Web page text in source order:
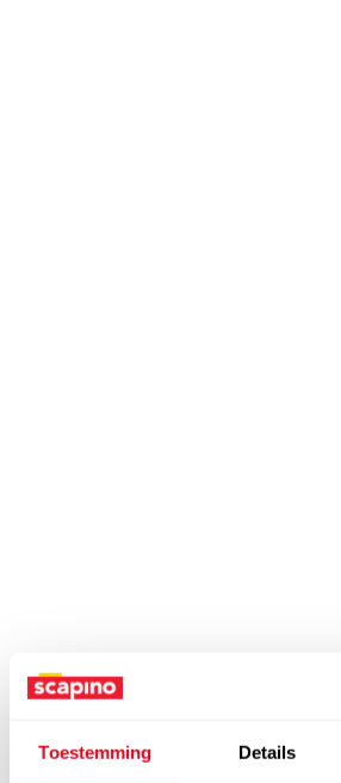
Toestemming Details